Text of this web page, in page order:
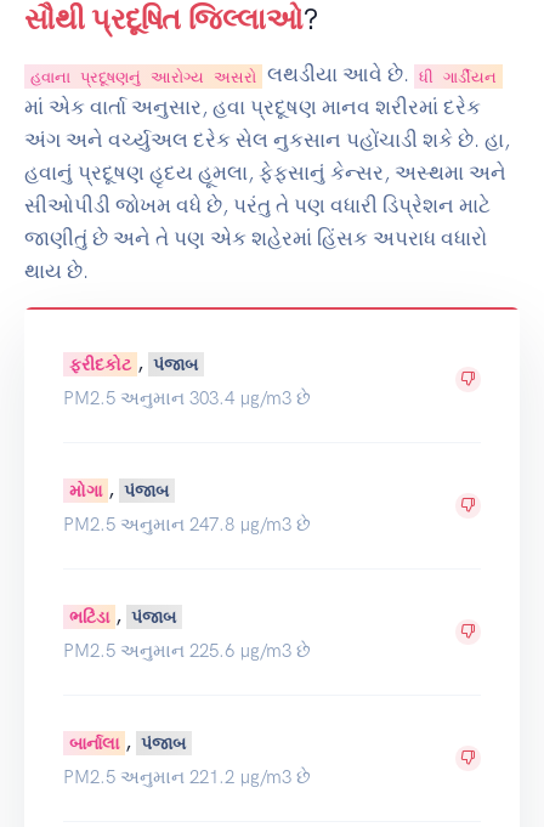
સૌથી પ્રદૂષિત જિલ્લાઓ?
હવાના પ્રદૂષણનું આરોગ્ય અસરો લથડીયા આવે છે. ધી ગાર્ડીયન
માં એક વાર્તા અનુસાર, હવા પ્રદૂષણ માનવ શરીરમાં દરેક
અંગ અને વર્ચ્યુઅલ દરેક સેલ નુકસાન પહોંચાડી શકે છે. હા,
હવાનું પ્રદૂષણ હૃદય હૂમલા, ફેફસાનું કેન્સર, અસ્થમા અને
સીઓપીડી જોખમ વધે છે, પરંતુ તે પણ વધારી ડિપ્રેશન માટે
જાણીતું છે અને તે પણ એક શહેરમાં હિંસક અપરાધ વધારો
થાય છે.
ફરીદકોટ , પંજાબ
PM2.5 અનુમાન 303.4 µg/m3 છે
મોગા , પંજાબ
PM2.5 અનુમાન 247.8 µg/m3 છે
ભટિંડા , પંજાબ
PM2.5 અનુમાન 225.6 µg/m3 છે
બાર્નાલા , પંજાબ
PM2.5 અનુમાન 221.2 µg/m3 છે